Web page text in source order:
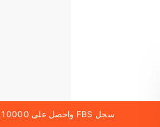
سجل FBS واحصل على 10000 دولار مجانًا في حساب تجريبي